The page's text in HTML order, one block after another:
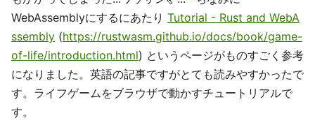
WebAssemblyにするにあたり Tutorial - Rust and WebA
ssembly (https://rustwasm.github.io/docs/book/game-
of-life/introduction.html) というページがものすごく参考
になりました。英語の記事ですがとても読みやすかったで
す。ライフゲームをブラウザで動かすチュートリアルで
す。